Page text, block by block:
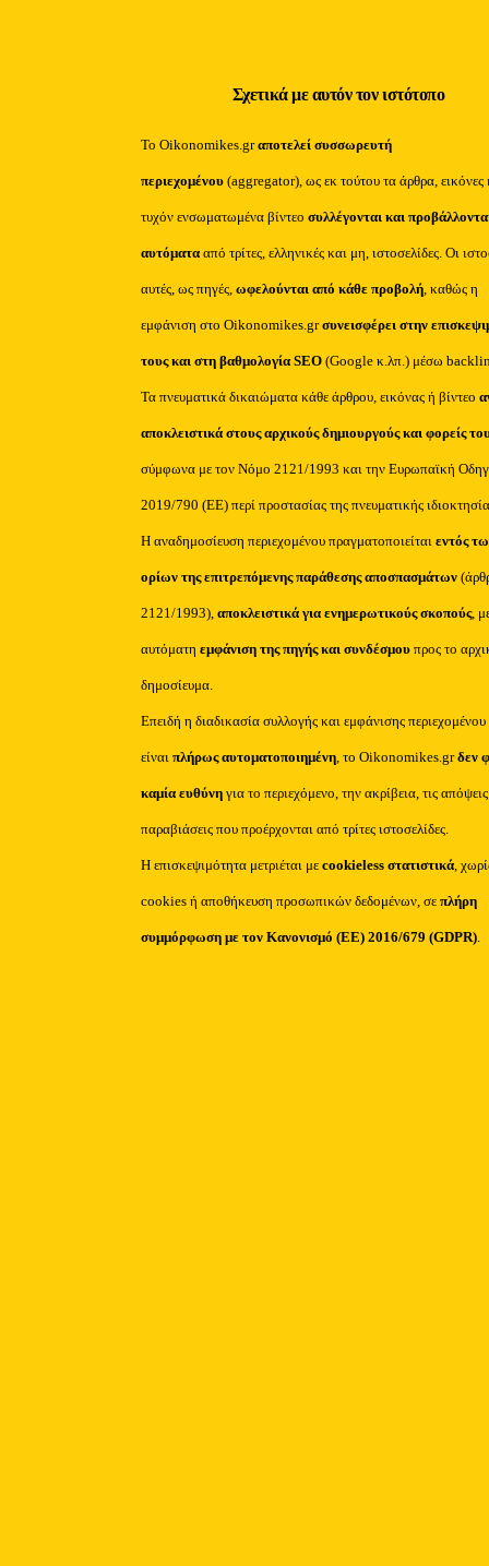
Σχετικά με αυτόν τον ιστότοπο
Το Oikonomikes.grαποτελεί συσσωρευτή
περιεχομένου (aggregator), ως εκ τούτου τα άρθρα, εικόνες
τυχόν ενσωματωμένα βίντεοσυλλέγονται και
αυτόματααπό τρίτες, ελληνικές και μη, ιστοσελίδες. Οι
αυτές, ως πηγές,ωφελούνται από κάθε προβολή, καθώς η
εμφάνιση στο Oikonomikes.grσυνεισφέρει στην
τους και στη βαθμολογία SEO (Google κ.λπ.) μέσω
Τα πνευματικά δικαιώματα κάθε άρθρου, εικόνας ή βίντεο
αποκλειστικά στους αρχικούς δημιουργούς και φορείς
σύμφωνα με τον Νόμο 2121/1993 και την Ευρωπαϊκή
2019/790 (ΕΕ) περί προστασίας της πνευματικής
Η αναδημοσίευση περιεχομένου πραγματοποιείταιεντός
ορίων της επιτρεπόμενης παράθεσης αποσπασμάτων
2121/1993), αποκλειστικά για ενημερωτικούς σκοπούς,
αυτόματηεμφάνιση της πηγής και συνδέσμου προς το
δημοσίευμα.
Επειδή η διαδικασία συλλογής και εμφάνισης περιεχομένου
είναιπλήρως αυτοματοποιημένη, το Oikonomikes.grδεν
καμία ευθύνη για το περιεχόμενο, την ακρίβεια, τις
παραβιάσεις που προέρχονται από τρίτες ιστοσελίδες.
Η επισκεψιμότητα μετριέται μεcookieless στατιστικά,
cookies ή αποθήκευση προσωπικών δεδομένων, σεπλήρη
συμμόρφωση με τον Κανονισμό (ΕΕ) 2016/679 (GDPR).